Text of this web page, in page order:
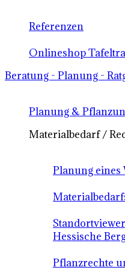
Referenzen
Onlineshop
Beratung - Planung -
Planung &
Materialbedarf /
Planung eines
Hessische
Pflanzrechte